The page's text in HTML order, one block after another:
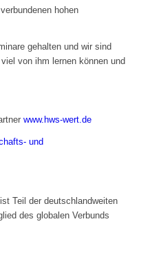
hohen
gehalten und wir sind
von ihm lernen können und
www.hws-wert.de
und
Teil der deutschlandweiten
des globalen Verbunds